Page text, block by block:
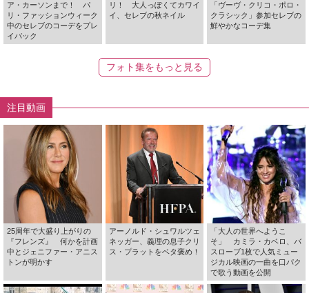
ア・カーソンまで！ パ
リ・ファッションウィーク
中のセレブのコーデをプレ
イバック
リ！ 大人っぽくてカワイ
イ、セレブの秋ネイル
「ヴーヴ・クリコ・ポロ・
クラシック」参加セレブの
鮮やかなコーデ集
フォト集をもっと見る
注目動画
25周年で大盛り上がりの
『フレンズ』 何かを計画
中とジェニファー・アニス
トンが明かす
アーノルド・シュワルツェ
ネッガー、義理の息子クリ
ス・プラットをベタ褒め！
「大人の世界へようこ
そ」 カミラ・カベロ、バ
スローブ1枚で人気ミュー
ジカル映画の一曲を口パク
で歌う動画を公開